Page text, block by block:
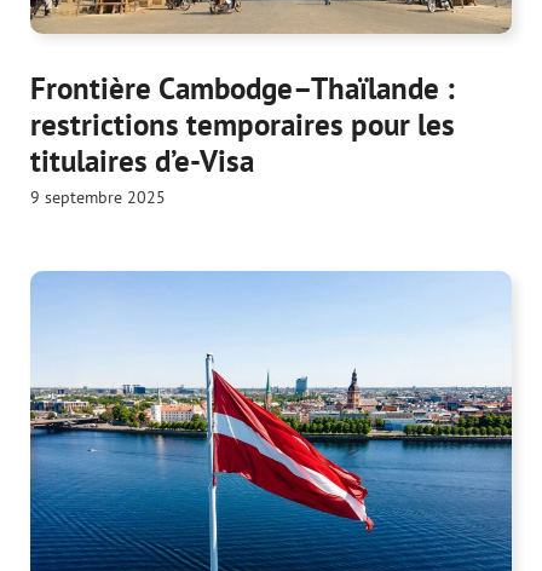
Frontière Cambodge–Thaïlande :
restrictions temporaires pour les
titulaires d’e-Visa
9 septembre 2025